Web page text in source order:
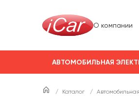
О компании
АВТОМОБИЛЬНАЯ
/ Каталог /